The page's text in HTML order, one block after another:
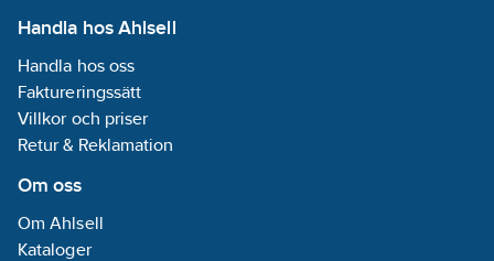
Handla hos Ahlsell
Handla hos oss
Faktureringssätt
Villkor och priser
Retur & Reklamation
Om oss
Om Ahlsell
Kataloger